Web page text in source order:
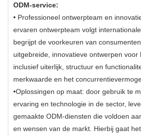
ODM-service:
• Professioneel ontwerpteam en
ervaren ontwerpteam volgt
begrijpt de voorkeuren van
uitgebreide, innovatieve ontwerpen voor
inclusief uiterlijk, structuur en
merkwaarde en het
•Oplossingen op maat: door gebruik te
ervaring en technologie in de sector,
gemaakte ODM-diensten die voldoen
en wensen van de markt. Hierbij gaat